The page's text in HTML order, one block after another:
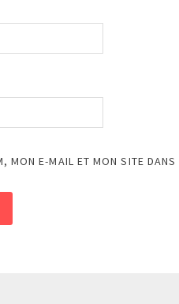
MON E-MAIL ET MON SITE